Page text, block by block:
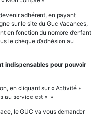
adhérent, en payant
sur le site du Guc Vacances,
en fonction du nombre d’enfant
le chèque d’adhésion au
indispensables pour pouvoir
en cliquant sur « Activité »
au service est « »
le GUC va vous demander